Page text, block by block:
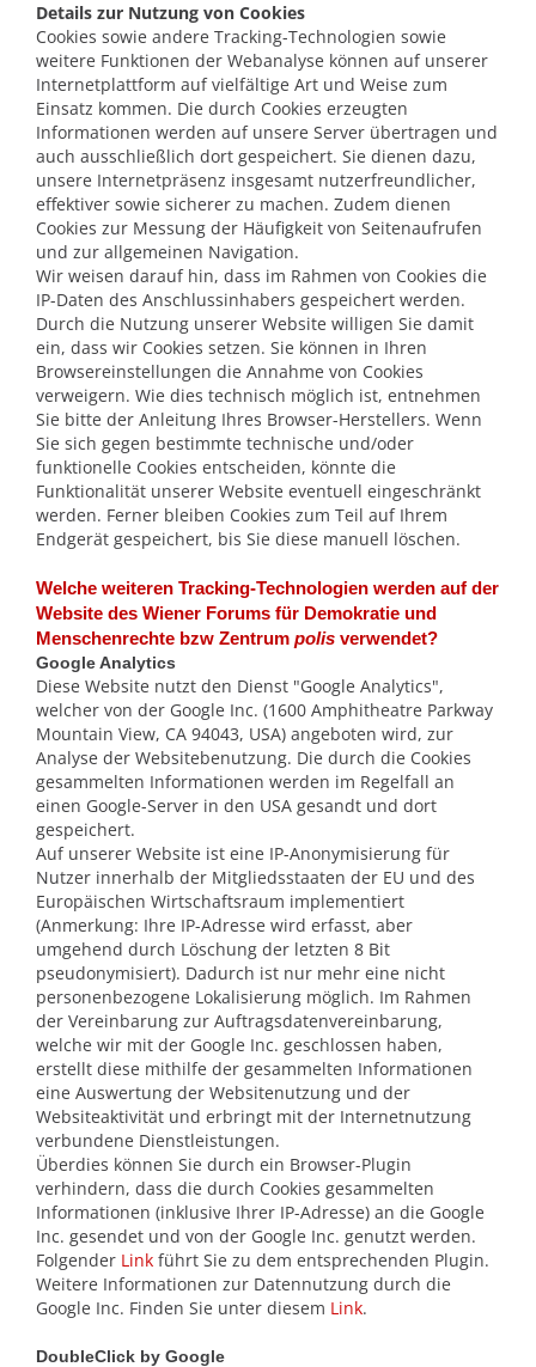
Details zur Nutzung von Cookies
Cookies sowie andere Tracking-Technologien sowie
weitere Funktionen der Webanalyse können auf unserer
Internetplattform auf vielfältige Art und Weise zum
Einsatz kommen. Die durch Cookies erzeugten
Informationen werden auf unsere Server übertragen und
auch ausschließlich dort gespeichert. Sie dienen dazu,
unsere Internetpräsenz insgesamt nutzerfreundlicher,
effektiver sowie sicherer zu machen. Zudem dienen
Cookies zur Messung der Häufigkeit von Seitenaufrufen
und zur allgemeinen Navigation.
Wir weisen darauf hin, dass im Rahmen von Cookies die
IP-Daten des Anschlussinhabers gespeichert werden.
Durch die Nutzung unserer Website willigen Sie damit
ein, dass wir Cookies setzen. Sie können in Ihren
Browsereinstellungen die Annahme von Cookies
verweigern. Wie dies technisch möglich ist, entnehmen
Sie bitte der Anleitung Ihres Browser-Herstellers. Wenn
Sie sich gegen bestimmte technische und/oder
funktionelle Cookies entscheiden, könnte die
Funktionalität unserer Website eventuell eingeschränkt
werden. Ferner bleiben Cookies zum Teil auf Ihrem
Endgerät gespeichert, bis Sie diese manuell löschen.
Welche weiteren Tracking-Technologien werden auf der
Website des Wiener Forums für Demokratie und
Menschenrechte bzw Zentrum polis verwendet?
Google Analytics
Diese Website nutzt den Dienst "Google Analytics",
welcher von der Google Inc. (1600 Amphitheatre Parkway
Mountain View, CA 94043, USA) angeboten wird, zur
Analyse der Websitebenutzung. Die durch die Cookies
gesammelten Informationen werden im Regelfall an
einen Google-Server in den USA gesandt und dort
gespeichert.
Auf unserer Website ist eine IP-Anonymisierung für
Nutzer innerhalb der Mitgliedsstaaten der EU und des
Europäischen Wirtschaftsraum implementiert
(Anmerkung: Ihre IP-Adresse wird erfasst, aber
umgehend durch Löschung der letzten 8 Bit
pseudonymisiert). Dadurch ist nur mehr eine nicht
personenbezogene Lokalisierung möglich. Im Rahmen
der Vereinbarung zur Auftragsdatenvereinbarung,
welche wir mit der Google Inc. geschlossen haben,
erstellt diese mithilfe der gesammelten Informationen
eine Auswertung der Websitenutzung und der
Websiteaktivität und erbringt mit der Internetnutzung
verbundene Dienstleistungen.
Überdies können Sie durch ein Browser-Plugin
verhindern, dass die durch Cookies gesammelten
Informationen (inklusive Ihrer IP-Adresse) an die Google
Inc. gesendet und von der Google Inc. genutzt werden.
Folgender Link führt Sie zu dem entsprechenden Plugin.
Weitere Informationen zur Datennutzung durch die
Google Inc. Finden Sie unter diesem Link.
DoubleClick by Google